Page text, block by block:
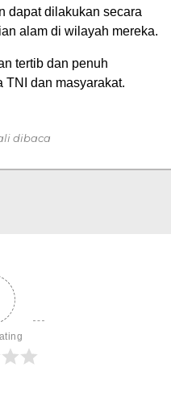
dapat dilakukan secara
alam di wilayah mereka.
tertib dan penuh
TNI dan masyarakat.
dibaca